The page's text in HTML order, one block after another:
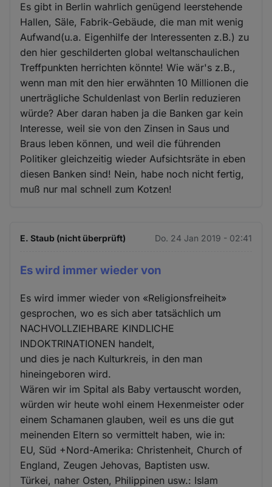
Es gibt in Berlin wahrlich genügend leerstehende
Hallen, Säle, Fabrik-Gebäude, die man mit wenig
Aufwand(u.a. Eigenhilfe der Interessenten z.B.) zu
den hier geschilderten global weltanschaulichen
Treffpunkten herrichten könnte! Wie wär's z.B.,
wenn man mit den hier erwähnten 10 Millionen die
unerträgliche Schuldenlast von Berlin reduzieren
würde? Aber daran haben ja die Banken gar kein
Interesse, weil sie von den Zinsen in Saus und
Braus leben können, und weil die führenden
Politiker gleichzeitig wieder Aufsichtsräte in eben
diesen Banken sind! Nein, habe noch nicht fertig,
muß nur mal schnell zum Kotzen!
E. Staub (nicht überprüft) Do. 24 Jan 2019 - 02:41
Es wird immer wieder von
Es wird immer wieder von «Religionsfreiheit»
gesprochen, wo es sich aber tatsächlich um
NACHVOLLZIEHBARE KINDLICHE
INDOKTRINATIONEN handelt,
und dies je nach Kulturkreis, in den man
hineingeboren wird.
Wären wir im Spital als Baby vertauscht worden,
würden wir heute wohl einem Hexenmeister oder
einem Schamanen glauben, weil es uns die gut
meinenden Eltern so vermittelt haben, wie in:
EU, Süd +Nord-Amerika: Christenheit, Church of
England, Zeugen Jehovas, Baptisten usw.
Türkei, naher Osten, Philippinen usw.: Islam